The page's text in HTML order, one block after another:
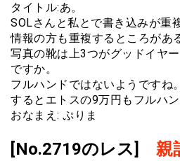
タイトル:あ。
SOLさんと私とで書き込みが重
情報の方も重複するところがあ
写真の靴は上3つがグッドイヤ
ですか。
フルハンドではないようですね。
するとエトスの9万円もフルハン
おなまえ: ぷりま
[No.2719のレス] 親